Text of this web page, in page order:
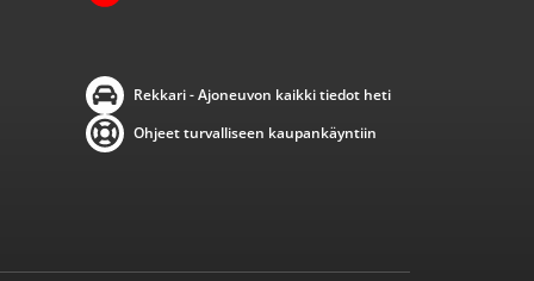
Rekkari - Ajoneuvon kaikki tiedot heti
Ohjeet turvalliseen kaupankäyntiin